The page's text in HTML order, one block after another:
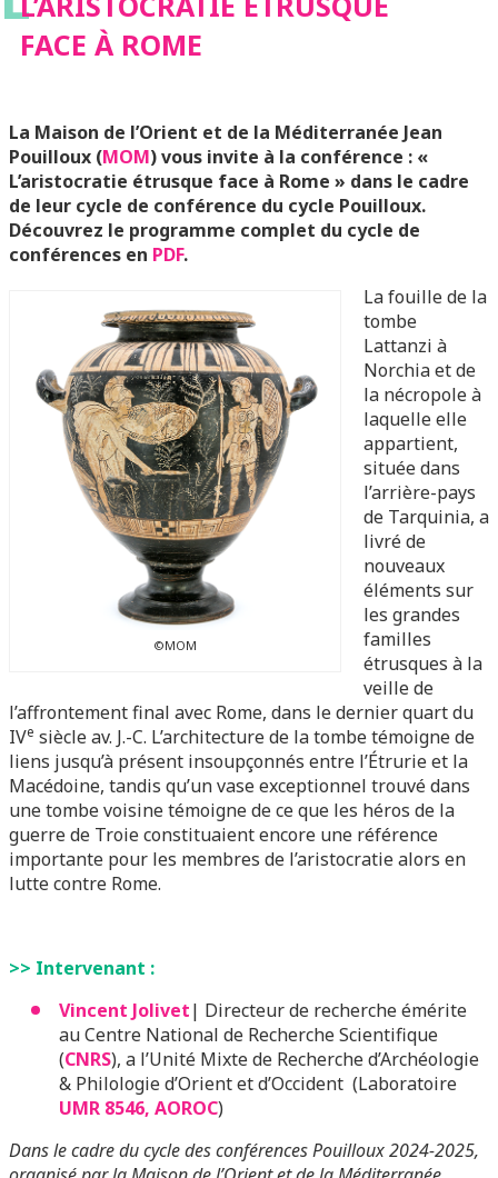
FACE À ROME
La Maison de l’Orient et de la Méditerranée Jean
Pouilloux (MOM) vous invite à la conférence : «
L’aristocratie étrusque face à Rome » dans le cadre
de leur cycle de conférence du cycle Pouilloux.
Découvrez le programme complet du cycle de
conférences en PDF.
©MOM
La fouille de la
tombe
Lattanzi à
Norchia et de
la nécropole à
laquelle elle
appartient,
située dans
l’arrière-pays
de Tarquinia, a
livré de
nouveaux
éléments sur
les grandes
familles
étrusques à la
veille de
l’affrontement final avec Rome, dans le dernier quart du
IVe siècle av. J.-C. L’architecture de la tombe témoigne de
liens jusqu’à présent insoupçonnés entre l’Étrurie et la
Macédoine, tandis qu’un vase exceptionnel trouvé dans
une tombe voisine témoigne de ce que les héros de la
guerre de Troie constituaient encore une référence
importante pour les membres de l’aristocratie alors en
lutte contre Rome.
>> Intervenant :
Vincent Jolivet| Directeur de recherche émérite
au Centre National de Recherche Scientifique
(CNRS), a l’Unité Mixte de Recherche d’Archéologie
& Philologie d’Orient et d’Occident (Laboratoire
UMR 8546, AOROC)
Dans le cadre du cycle des conférences Pouilloux 2024-2025,